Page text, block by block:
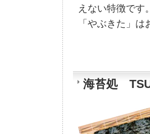
えない特徴です
「やぶきた」
海苔処